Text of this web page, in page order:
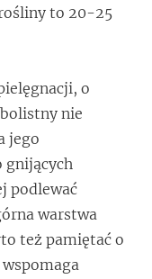
to 20-25
o
nie
jego
gnijących
podlewać
warstwa
też pamiętać o